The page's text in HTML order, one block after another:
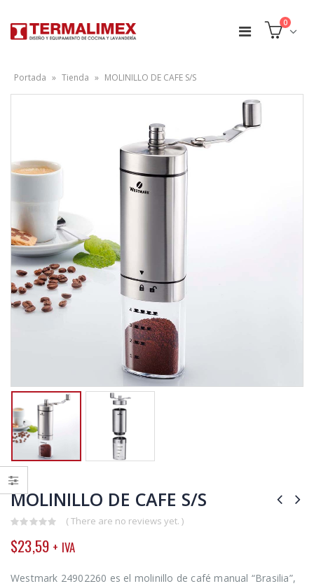
0
Portada » Tienda » MOLINILLO DE CAFE S/S
MOLINILLO DE CAFE S/S
out
of
( There are no reviews yet. )
$23,59 + IVA
Westmark 24902260 es el molinillo de café manual “Brasilia”,